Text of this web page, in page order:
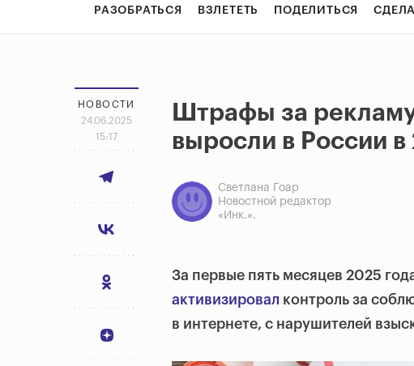
РАЗОБРАТЬСЯ ВЗЛЕТЕТЬ ПОДЕЛИТЬСЯ
НОВОСТИ
24.06.2025
15:17
Штрафы за
выросли в России в
Светлана Гоар
Новостной редактор
«Инк.».
За первые пять месяцев 2025
активизировал контроль за
в интернете, с нарушителей